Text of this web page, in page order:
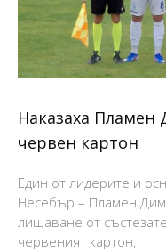
Наказаха Пламен
червен картон
Един от лидерите и
Несебър – Пламен
лишаване от
червеният картон,